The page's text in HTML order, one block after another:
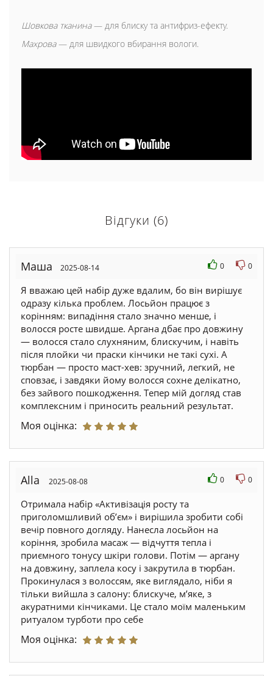
Шовкова тканина— для блиску та антифриз-ефекту.
Махрова— для швидкого вбирання вологи.
Відгуки (6)
Маша 2025-08-14 0 0
Я вважаю цей набір дуже вдалим, бо він вирішує
одразу кілька проблем. Лосьйон працює з
корінням: випадіння стало значно менше, і
волосся росте швидше. Аргана дбає про довжину
— волосся стало слухняним, блискучим, і навіть
після плойки чи праски кінчики не такі сухі. А
тюрбан — просто маст-хев: зручний, легкий, не
сповзає, і завдяки йому волосся сохне делікатно,
без зайвого пошкодження. Тепер мій догляд став
комплексним і приносить реальний результат.
Моя оцінка:
Alla 2025-08-08 0 0
Отримала набір «Активізація росту та
приголомшливий обʼєм» і вирішила зробити собі
вечір повного догляду. Нанесла лосьйон на
коріння, зробила масаж — відчуття тепла і
приємного тонусу шкіри голови. Потім — аргану
на довжину, заплела косу і закрутила в тюрбан.
Прокинулася з волоссям, яке виглядало, ніби я
тільки вийшла з салону: блискуче, м’яке, з
акуратними кінчиками. Це стало моїм маленьким
ритуалом турботи про себе
Моя оцінка: